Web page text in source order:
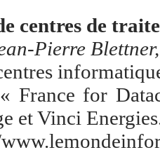
centres de
Pierre
France for
et Vinci